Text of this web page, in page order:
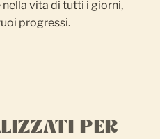
nella vita di tutti i giorni,
progressi.
PER